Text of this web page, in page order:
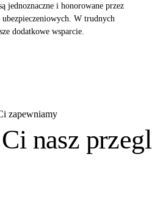
jednoznaczne i honorowane przez
W trudnych
dodatkowe wsparcie.
zapewniamy
nasz